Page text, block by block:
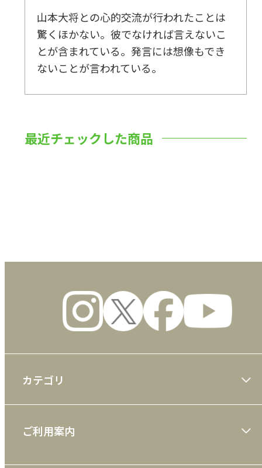
山本大将との心的交流が行われたことは
驚くほかない。彼でなければ言えないこ
とが含まれている。発言には想像もでき
ないことが言われている。
最近チェックした商品
カテゴリ
ご利用案内